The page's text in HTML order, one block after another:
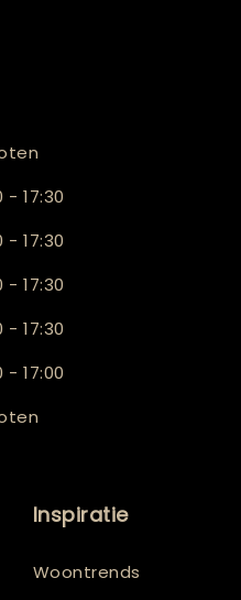
- 17:30
- 17:30
- 17:30
- 17:30
- 17:00
Inspiratie
Woontrends